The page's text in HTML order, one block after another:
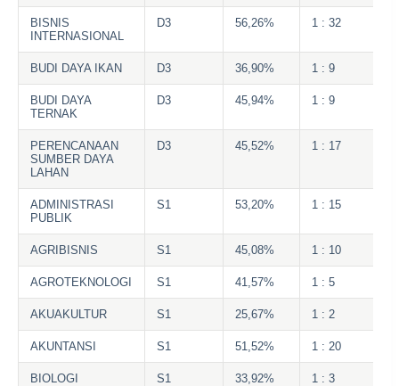
BISNIS
INTERNASIONAL
D3 56,26% 1 : 32
BUDI DAYA IKAN D3 36,90% 1 : 9
BUDI DAYA
TERNAK
D3 45,94% 1 : 9
PERENCANAAN
SUMBER DAYA
LAHAN
D3 45,52% 1 : 17
ADMINISTRASI
PUBLIK
S1 53,20% 1 : 15
AGRIBISNIS S1 45,08% 1 : 10
AGROTEKNOLOGI S1 41,57% 1 : 5
AKUAKULTUR S1 25,67% 1 : 2
AKUNTANSI S1 51,52% 1 : 20
BIOLOGI S1 33,92% 1 : 3